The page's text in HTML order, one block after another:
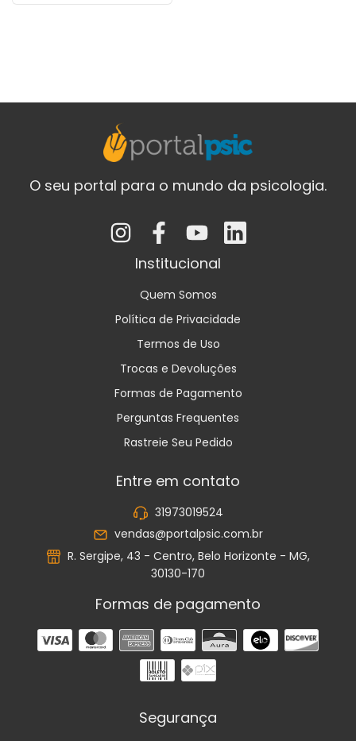
O seu portal para o mundo da psicologia.
Institucional
Quem Somos
Política de Privacidade
Termos de Uso
Trocas e Devoluções
Formas de Pagamento
Perguntas Frequentes
Rastreie Seu Pedido
Entre em contato
31973019524
vendas@portalpsic.com.br
R. Sergipe, 43 - Centro, Belo Horizonte - MG,
30130-170
Formas de pagamento
Segurança